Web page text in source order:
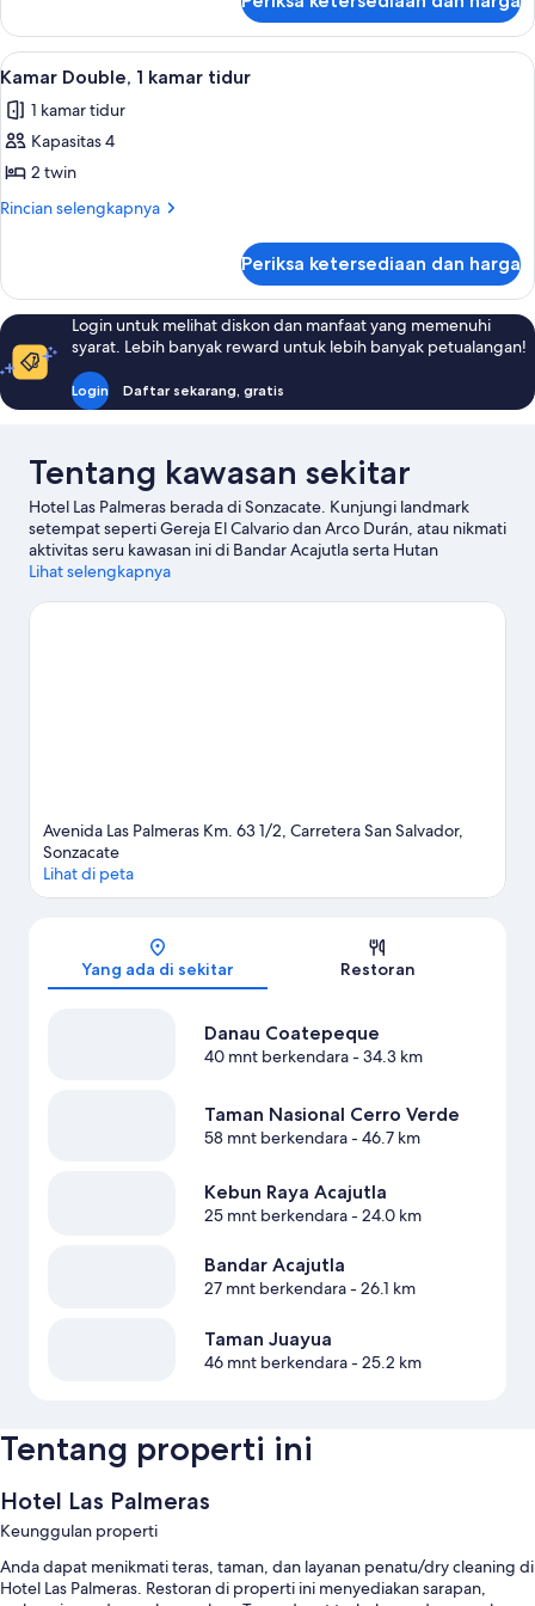
kamar
tidur
Kamar
Single,
1
tidur
Lihat
semua
foto
untuk
Kamar
Double,
tidur
Kamar Double, 1 kamar tidur | Meja
2
Kamar Double, 1 kamar tidur
1 kamar tidur
Kapasitas 4
2 twin
Rincian selengkapnya
Rincian
Kamar
Double,
1
kamar
tidur
Periksa ketersediaan dan harga
Login untuk melihat diskon dan manfaat yang memenuhi
syarat. Lebih banyak reward untuk lebih banyak petualangan!
Login Daftar sekarang, gratis
Tentang kawasan sekitar
Hotel Las Palmeras berada di Sonzacate. Kunjungi landmark
setempat seperti Gereja El Calvario dan Arco Durán, atau nikmati
aktivitas seru kawasan ini di Bandar Acajutla serta Hutan
Mamapán. Labirin Apaneca dan Pusat Seni dan Kebudayaan Dr.
perjalanan kami untuk Sonzacate
Lihat selengkapnya
Avenida Las Palmeras Km. 63 1/2, Carretera San Salvador,
Sonzacate
Lihat di peta
Yang ada di sekitar Restoran
Danau Coatepeque
40 mnt berkendara- 34.3 km
Taman Nasional Cerro Verde
58 mnt berkendara- 46.7 km
Kebun Raya Acajutla
25 mnt berkendara- 24.0 km
Bandar Acajutla
27 mnt berkendara- 26.1 km
Taman Juayua
46 mnt berkendara- 25.2 km
Tentang properti ini
Hotel Las Palmeras
Keunggulan properti
Anda dapat menikmati teras, taman, dan layanan penatu/dry cleaning di
Hotel Las Palmeras. Restoran di properti ini menyediakan sarapan,